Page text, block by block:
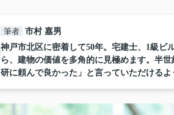
筆者 市村 嘉男
神戸市北区に密着して50年。宅建士、1級ビ
ら、建物の価値を多角的に見極めます。半
研に頼んで良かった」と言っていただける